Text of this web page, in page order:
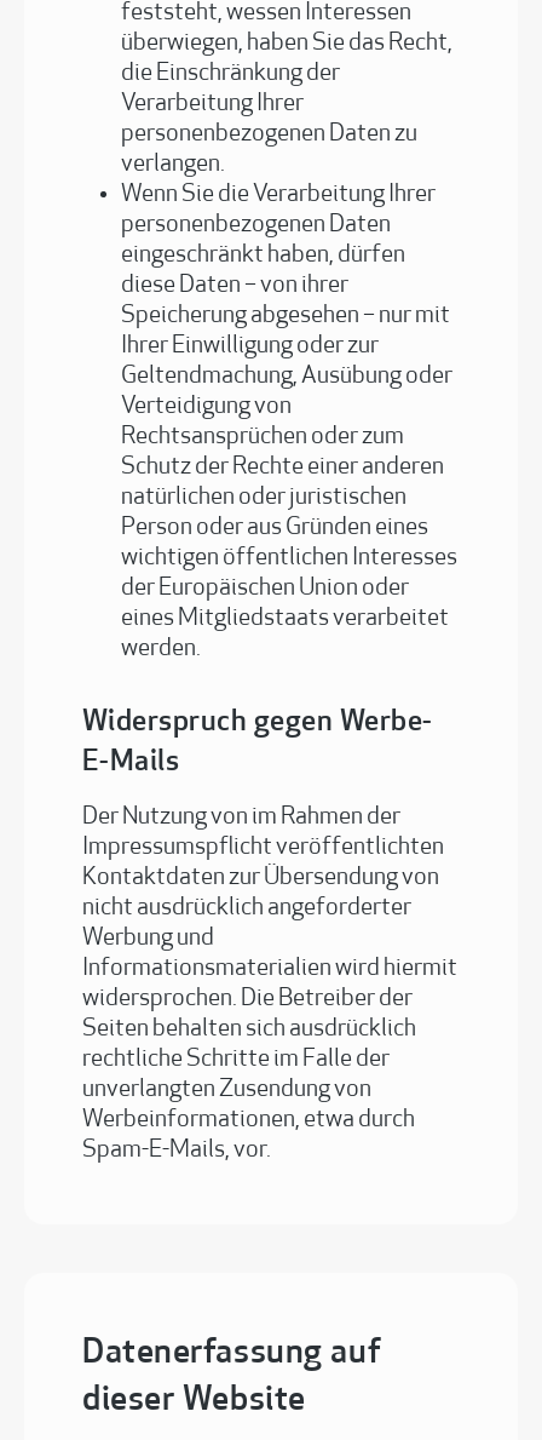
feststeht, wessen Interessen
überwiegen, haben Sie das Recht,
die Einschränkung der
Verarbeitung Ihrer
personenbezogenen Daten zu
verlangen.
Wenn Sie die Verarbeitung Ihrer
personenbezogenen Daten
eingeschränkt haben, dürfen
diese Daten – von ihrer
Speicherung abgesehen – nur mit
Ihrer Einwilligung oder zur
Geltendmachung, Ausübung oder
Verteidigung von
Rechtsansprüchen oder zum
Schutz der Rechte einer anderen
natürlichen oder juristischen
Person oder aus Gründen eines
wichtigen öffentlichen Interesses
der Europäischen Union oder
eines Mitgliedstaats verarbeitet
werden.
Widerspruch gegen Werbe-
E-Mails
Der Nutzung von im Rahmen der
Impressumspflicht veröffentlichten
Kontaktdaten zur Übersendung von
nicht ausdrücklich angeforderter
Werbung und
Informationsmaterialien wird hiermit
widersprochen. Die Betreiber der
Seiten behalten sich ausdrücklich
rechtliche Schritte im Falle der
unverlangten Zusendung von
Werbeinformationen, etwa durch
Spam-E-Mails, vor.
Datenerfassung auf
dieser Website